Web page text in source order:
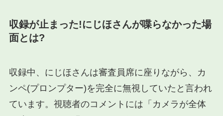
収録が止まった!にじほさんが喋らなかった場
面とは?
収録中、にじほさんは審査員席に座りながら、カ
ンペ(プロンプター)を完全に無視していたと言われ
ています。視聴者のコメントには「カメラが全体